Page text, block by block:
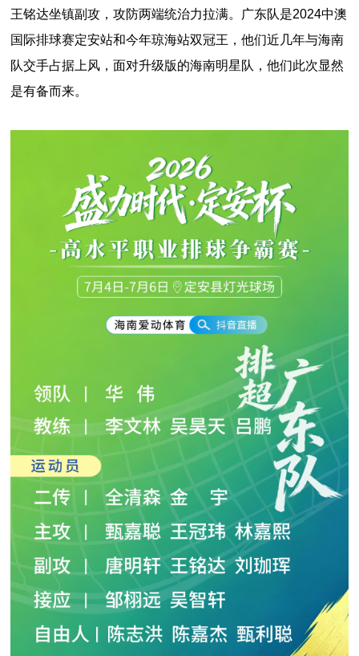
王铭达坐镇副攻，攻防两端统治力拉满。广东队是2024中澳
国际排球赛定安站和今年琼海站双冠王，他们近几年与海南
队交手占据上风，面对升级版的海南明星队，他们此次显然
是有备而来。